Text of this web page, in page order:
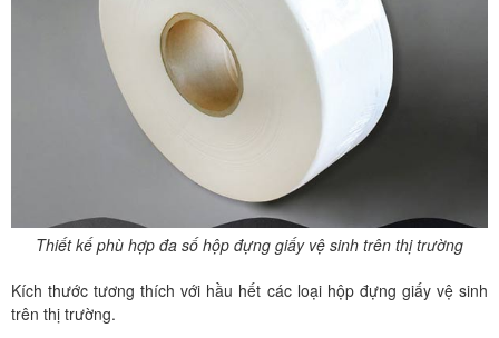
Thiết kế phù hợp đa số hộp đựng giấy vệ sinh trên thị trường
Kích thước tương thích với hầu hết các loại hộp đựng giấy vệ sinh
trên thị trường.